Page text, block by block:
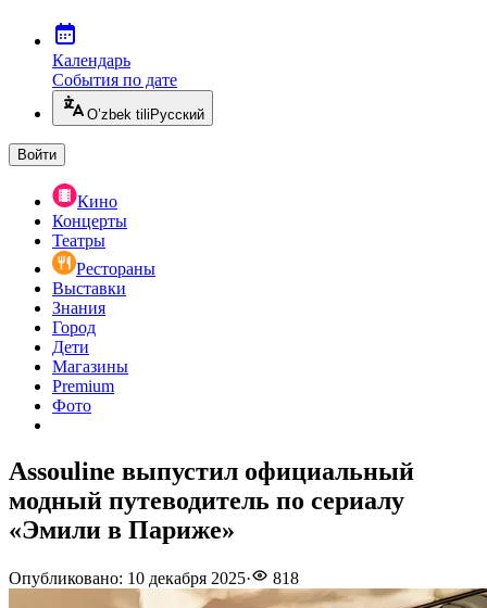
Календарь
События по дате
O’zbek tili Русский
Войти
Кино
Концерты
Театры
Рестораны
Выставки
Знания
Город
Дети
Магазины
Premium
Фото
Assouline выпустил официальный
модный путеводитель по сериалу
«Эмили в Париже»
Опубликовано: 10 декабря 2025· 818